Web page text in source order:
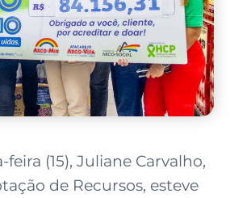
(15), Juliane Carvalho,
de Recursos, esteve